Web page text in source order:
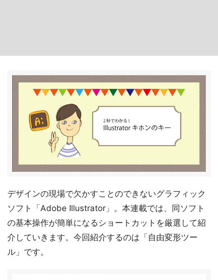
デザインの現場で欠かすことのできないグラフィック
ソフト「Adobe Illustrator」。本連載では、同ソフト
の基本操作が簡単になるショートカットを厳選して紹
介していきます。今回紹介するのは「自由変形ツー
ル」です。